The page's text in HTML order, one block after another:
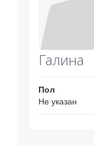
Галина
Пол
Не указан